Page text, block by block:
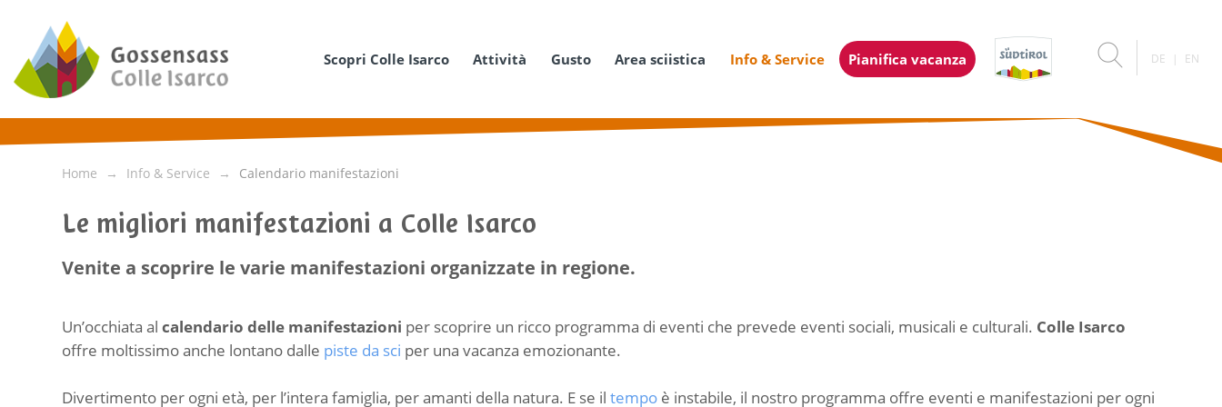
Scopri Colle Isarco Attività Gusto Area sciistica Info & Service Pianifica vacanza DE EN
Home Info & Service Calendario manifestazioni
Le migliori manifestazioni a Colle Isarco
Venite a scoprire le varie manifestazioni organizzate in regione.
Un’occhiata al calendario delle manifestazioni per scoprire un ricco programma di eventi che prevede eventi sociali, musicali e culturali. Colle Isarco
offre moltissimo anche lontano dalle piste da sci per una vacanza emozionante.
Divertimento per ogni età, per l’intera famiglia, per amanti della natura. E se il tempo è instabile, il nostro programma offre eventi e manifestazioni per ogni